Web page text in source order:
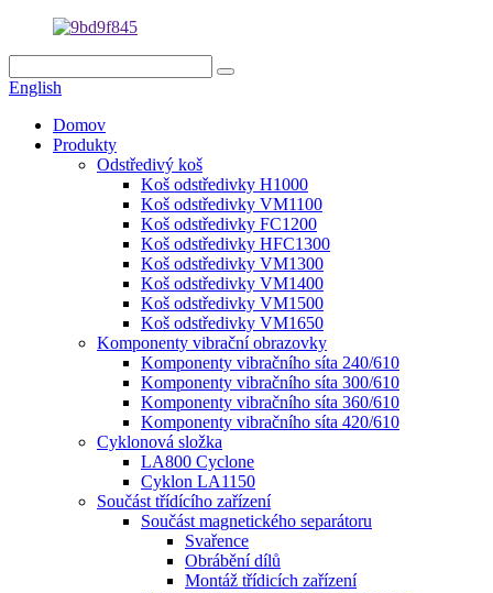
English
Domov
Produkty
Odstředivý koš
Koš odstředivky H1000
Koš odstředivky VM1100
Koš odstředivky FC1200
Koš odstředivky HFC1300
Koš odstředivky VM1300
Koš odstředivky VM1400
Koš odstředivky VM1500
Koš odstředivky VM1650
Komponenty vibrační obrazovky
Komponenty vibračního síta 240/610
Komponenty vibračního síta 300/610
Komponenty vibračního síta 360/610
Komponenty vibračního síta 420/610
Cyklonová složka
LA800 Cyclone
Cyklon LA1150
Součást třídícího zařízení
Součást magnetického separátoru
Svařence
Obrábění dílů
Montáž třídicích zařízení